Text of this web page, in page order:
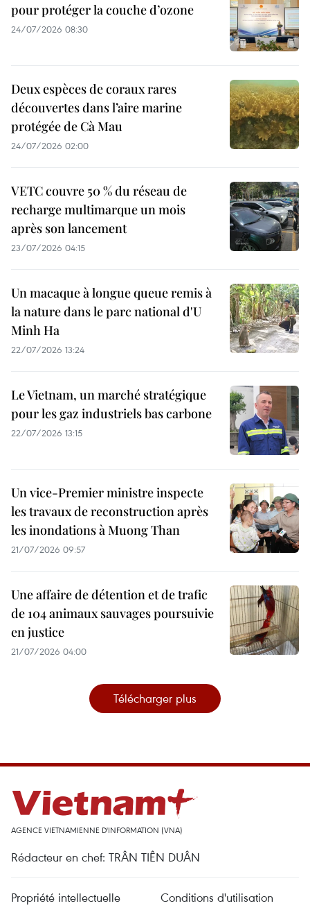
pour protéger la couche d’ozone
24/07/2026 08:30
Deux espèces de coraux rares
découvertes dans l’aire marine
protégée de Cà Mau
24/07/2026 02:00
VETC couvre 50 % du réseau de
recharge multimarque un mois
après son lancement
23/07/2026 04:15
Un macaque à longue queue remis à
la nature dans le parc national d'U
Minh Ha
22/07/2026 13:24
Le Vietnam, un marché stratégique
pour les gaz industriels bas carbone
22/07/2026 13:15
Un vice-Premier ministre inspecte
les travaux de reconstruction après
les inondations à Muong Than
21/07/2026 09:57
Une affaire de détention et de trafic
de 104 animaux sauvages poursuivie
en justice
21/07/2026 04:00
Télécharger plus
AGENCE VIETNAMIENNE D'INFORMATION (VNA)
Rédacteur en chef: TRÂN TIÊN DUÂN
Propriété intellectuelle Conditions d'utilisation